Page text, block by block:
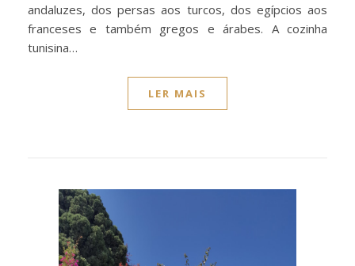
andaluzes, dos persas aos turcos, dos egípcios aos
franceses e também gregos e árabes. A cozinha
tunisina…
LER MAIS